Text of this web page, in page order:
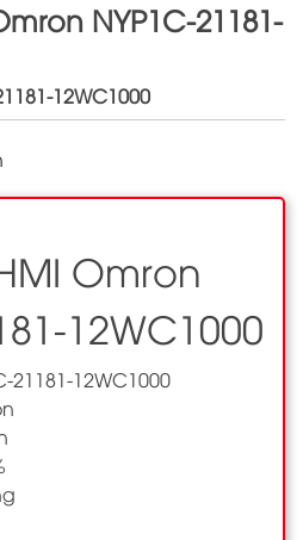
NYP1C-21181-
12WC1000
Omron
12WC1000
21181-12WC1000